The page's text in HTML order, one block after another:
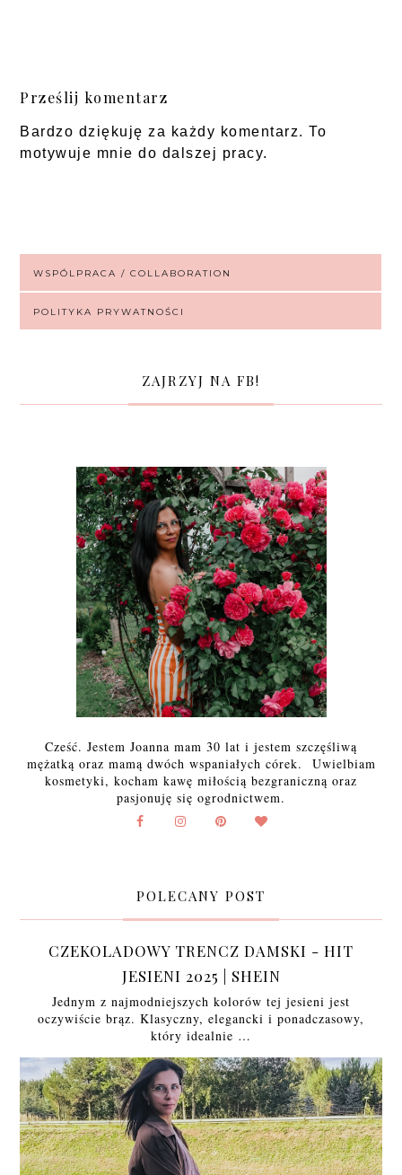
Prześlij komentarz
Bardzo dziękuję za każdy komentarz. To
motywuje mnie do dalszej pracy.
WSPÓLPRACA / COLLABORATION
POLITYKA PRYWATNOŚCI
ZAJRZYJ NA FB!
Cześć. Jestem Joanna mam 30 lat i jestem szczęśliwą
mężatką oraz mamą dwóch wspaniałych córek. Uwielbiam
kosmetyki, kocham kawę miłością bezgraniczną oraz
pasjonuję się ogrodnictwem.
POLECANY POST
CZEKOLADOWY TRENCZ DAMSKI - HIT
JESIENI 2025 | SHEIN
Jednym z najmodniejszych kolorów tej jesieni jest
oczywiście brąz. Klasyczny, elegancki i ponadczasowy,
który idealnie …